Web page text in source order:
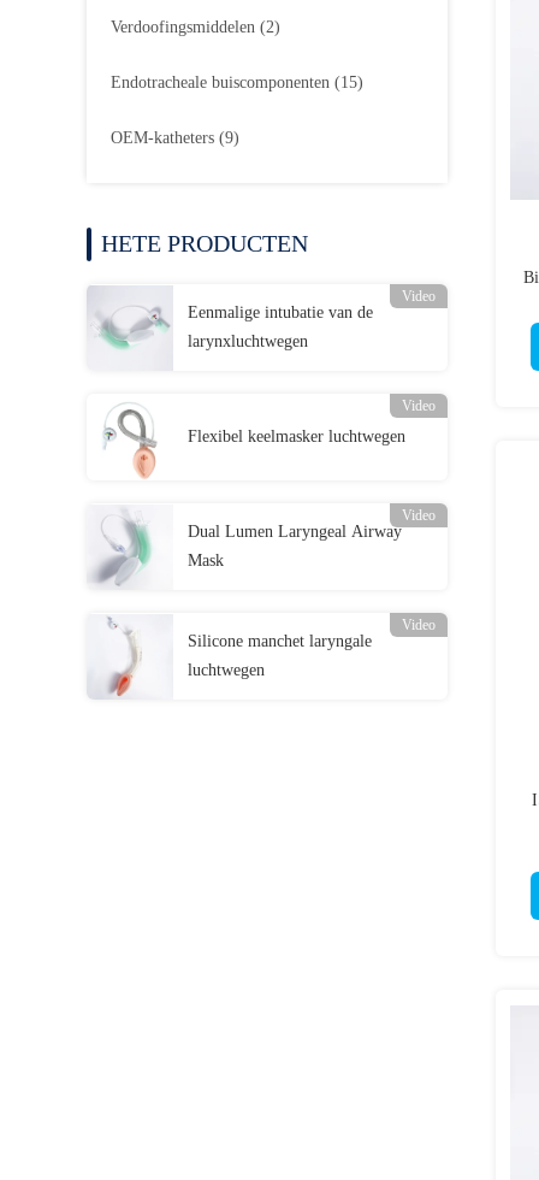
Verdoofingsmiddelen (2)
Endotracheale buiscomponenten (15)
OEM-katheters (9)
HETE PRODUCTEN
Video
Eenmalige intubatie van de
larynxluchtwegen
Video
Flexibel keelmasker luchtwegen
Video
Dual Lumen Laryngeal Airway
Mask
Video
Silicone manchet laryngale
luchtwegen